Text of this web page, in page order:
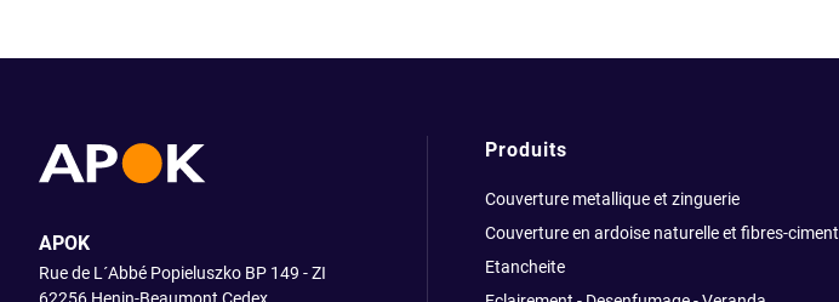
APOK
Rue de L´Abbé Popieluszko BP 149 - ZI
Produits
Couverture metallique et zinguerie
Couverture en ardoise naturelle et fibres-ciment
Etancheite